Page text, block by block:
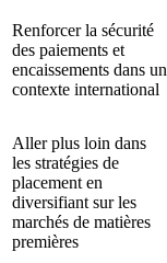
Renforcer la sécurité
des paiements et
encaissements dans un
contexte international
Aller plus loin dans
les stratégies de
placement en
diversifiant sur les
marchés de matières
premières